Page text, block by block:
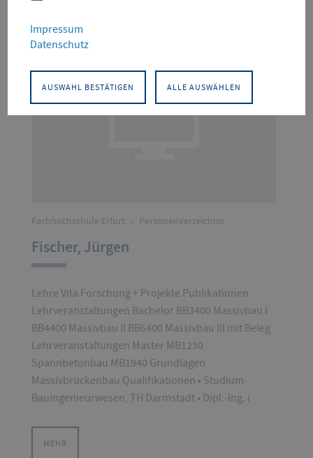
Fachhochschule Erfurt › Personenverzeichnis
Fischer, Jürgen
Lehre Vita Forschung + Projekte Publikationen
Lehrveranstaltungen Bachelor BB3400 Massivbau I
BB4400 Massivbau II BB5400 Massivbau III mit Beleg
Lehrveranstaltungen Master MB1230
Spannbetonbau MB1940 Grundlagen
Massivbrückenbau Qualifikationen • Studium
Bauingenieurwesen, TH Darmstadt • Dipl.-Ing. i
MEHR
Impressum
Datenschutz
AUSWAHL BESTÄTIGEN ALLE AUSWÄHLEN